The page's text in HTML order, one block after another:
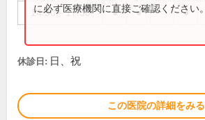
14:30～17:30 ● ● ●
に必ず医療機関に直接ご確認ください。
休診日: 日、祝
この医院の詳細をみる